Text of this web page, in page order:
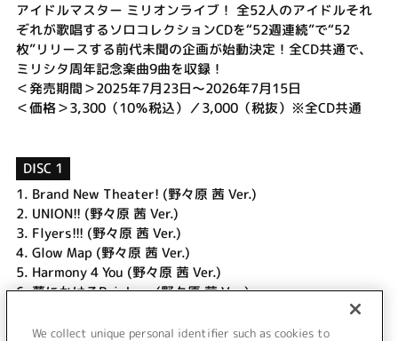
アイドルマスター ミリオンライブ！ 全52人のアイドルそれ
ぞれが歌唱するソロコレクションCDを“52週連続”で“52
枚”リリースする前代未聞の企画が始動決定！全CD共通で、
ミリシタ周年記念楽曲9曲を収録！
＜発売期間＞2025年7月23日～2026年7月15日
＜価格＞3,300（10％税込）／3,000（税抜）※全CD共通
DISC 1
1. Brand New Theater! (野々原 茜 Ver.)
2. UNION!! (野々原 茜 Ver.)
3. Flyers!!! (野々原 茜 Ver.)
4. Glow Map (野々原 茜 Ver.)
5. Harmony 4 You (野々原 茜 Ver.)
6.夢にかけるRainbow (野々原 茜 Ver.)
グッドサイン (野々原 茜 Ver.)
We collect unique personal identifier such as cookies to